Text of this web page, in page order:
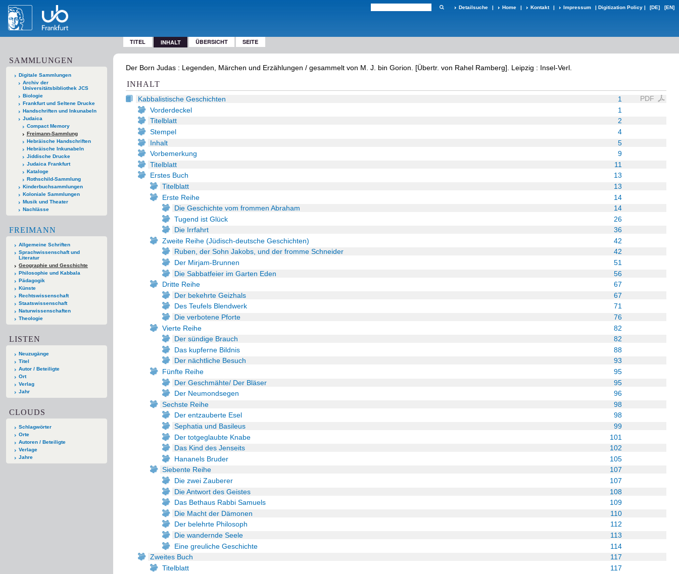
Detailsuche | Home | Kontakt | Impressum | Digitization Policy | [DE] [EN]
TITEL INHALT ÜBERSICHT SEITE
SAMMLUNGEN
Digitale Sammlungen
Archiv der
Universitätsbibliothek JCS
Biologie
Frankfurt und Seltene Drucke
Handschriften und Inkunabeln
Judaica
Compact Memory
Freimann-Sammlung
Hebräische Handschriften
Hebräische Inkunabeln
Jiddische Drucke
Judaica Frankfurt
Kataloge
Rothschild-Sammlung
Kinderbuchsammlungen
Koloniale Sammlungen
Musik und Theater
Nachlässe
FREIMANN
Allgemeine Schriften
Sprachwissenschaft und
Literatur
Geographie und Geschichte
Philosophie und Kabbala
Pädagogik
Künste
Rechtswissenschaft
Staatswissenschaft
Naturwissenschaften
Theologie
LISTEN
Neuzugänge
Titel
Autor / Beteiligte
Ort
Verlag
Jahr
CLOUDS
Schlagwörter
Orte
Autoren / Beteiligte
Verlage
Jahre
Der Born Judas : Legenden, Märchen und Erzählungen / gesammelt von M. J. bin Gorion. [Übertr. von Rahel Ramberg]. Leipzig : Insel-Verl.
INHALT
PDF
1
Kabbalistische Geschichten
1
Vorderdeckel
2
Titelblatt
4
Stempel
5
Inhalt
9
Vorbemerkung
11
Titelblatt
13
Erstes Buch
13
Titelblatt
14
Erste Reihe
14
Die Geschichte vom frommen Abraham
26
Tugend ist Glück
36
Die Irrfahrt
42
Zweite Reihe (Jüdisch-deutsche Geschichten)
42
Ruben, der Sohn Jakobs, und der fromme Schneider
51
Der Mirjam-Brunnen
56
Die Sabbatfeier im Garten Eden
67
Dritte Reihe
67
Der bekehrte Geizhals
71
Des Teufels Blendwerk
76
Die verbotene Pforte
82
Vierte Reihe
82
Der sündige Brauch
88
Das kupferne Bildnis
93
Der nächtliche Besuch
95
Fünfte Reihe
95
Der Geschmähte/ Der Bläser
96
Der Neumondsegen
98
Sechste Reihe
98
Der entzauberte Esel
99
Sephatia und Basileus
101
Der totgeglaubte Knabe
102
Das Kind des Jenseits
105
Hananels Bruder
107
Siebente Reihe
107
Die zwei Zauberer
108
Die Antwort des Geistes
109
Das Bethaus Rabbi Samuels
110
Die Macht der Dämonen
112
Der belehrte Philosoph
113
Die wandernde Seele
114
Eine greuliche Geschichte
117
Zweites Buch
117
Titelblatt